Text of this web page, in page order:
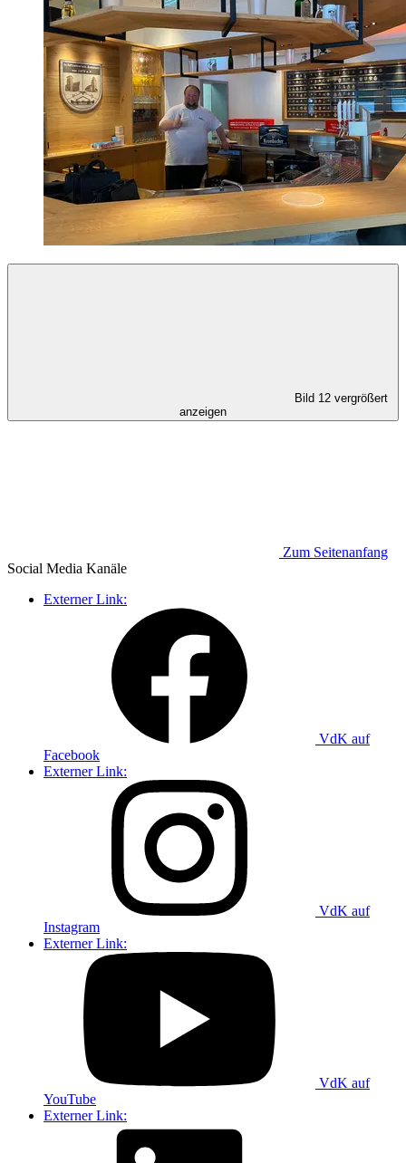
Bild 12 vergrößert
anzeigen
Zum Seitenanfang
Social Media Kanäle
Externer Link:
VdK auf
Facebook
Externer Link:
VdK auf
Instagram
Externer Link:
VdK auf
YouTube
Externer Link: